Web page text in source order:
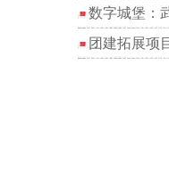
数字城堡：
团建拓展项